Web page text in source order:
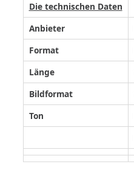
Die technischen Daten
Anbieter
Format
Länge
Bildformat
Ton